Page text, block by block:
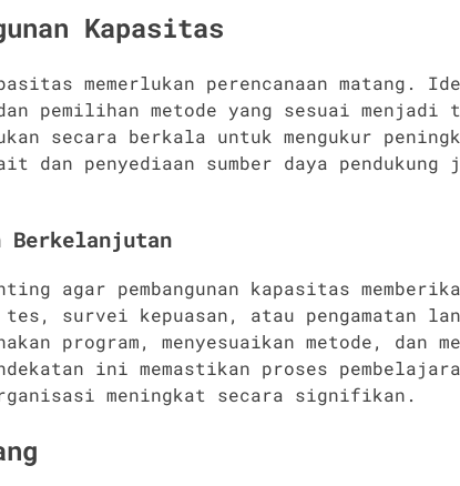
Kapasitas
memerlukan perencanaan matang.
pemilihan metode yang sesuai menjadi
secara berkala untuk mengukur
penyediaan sumber daya pendukung
Berkelanjutan
agar pembangunan kapasitas
survei kepuasan, atau pengamatan
program, menyesuaikan metode, dan
ini memastikan proses
meningkat secara signifikan.